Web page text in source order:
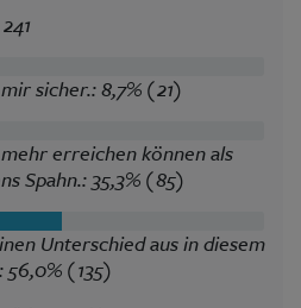
sicher.: 8,7% (21)
erreichen können als
Spahn.: 35,3% (85)
Unterschied aus in diesem
56,0% (135)